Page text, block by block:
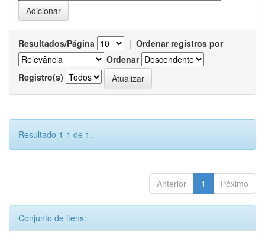
Resultados/Página | Ordenar registros por
Ordenar
Registro(s)
Resultado 1-1 de 1.
Anterior 1 Póximo
Conjunto de itens: